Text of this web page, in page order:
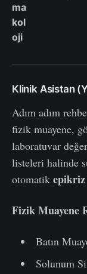
ma
kol
oji
Klinik Asistan
Adım adım
fizik muayene,
laboratuvar
listeleri halinde
otomatik epikriz
Fizik Muayene
Batın
Solunum